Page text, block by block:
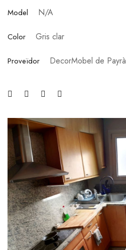
Model N/A
Color Gris clar
Proveïdor DecorMobel de Payrà